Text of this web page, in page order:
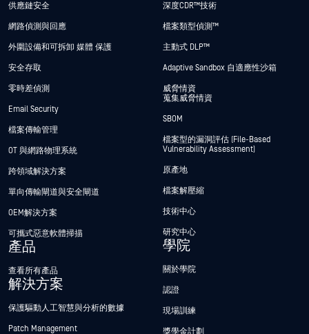
供應鏈安全
網路偵測與回應
外圍設備和可拆卸 媒體 保護
安全存取
零時差偵測
Email Security
檔案傳輸管理
OT 與網路物理系統
跨領域解決方案
單向傳輸閘道與安全閘道
OEM解決方案
可攜式惡意軟體掃描
產品
查看所有產品
解決方案
保護驅動人工智慧與分析的數據
Patch Management
深度CDR™技術
檔案類型偵測™
主動式 DLP™
Adaptive Sandbox 自適應性沙箱
威脅情資
蒐集威脅情資
SBOM
檔案型的漏洞評估 (File-Based
Vulnerability Assessment)
原產地
檔案解壓縮
技術中心
研究中心
學院
關於學院
認證
現場訓練
獎學金計劃